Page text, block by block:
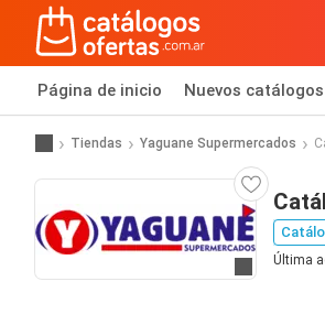
Página de inicio Nuevos catálogos
Tiendas Yaguane Supermercados
Ir a laÚltima